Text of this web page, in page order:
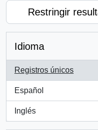
Restringir
Idioma
Registros únicos
, 44362 resultados
Español
, 44362 resultados
Inglés
, 3 resultados